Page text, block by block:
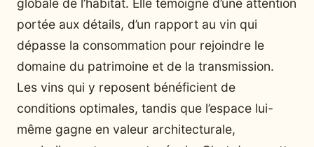
globale de l’habitat. Elle témoigne d’une attention
portée aux détails, d’un rapport au vin qui
dépasse la consommation pour rejoindre le
domaine du patrimoine et de la transmission.
Les vins qui y reposent bénéficient de
conditions optimales, tandis que l’espace lui-
même gagne en valeur architecturale,